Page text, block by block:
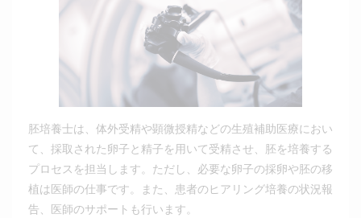
胚培養士は、体外受精や顕微授精などの生殖補助医療におい
て、採取された卵子と精子を用いて受精させ、胚を培養する
プロセスを担当します。ただし、必要な卵子の採卵や胚の移
植は医師の仕事です。また、患者のヒアリング培養の状況報
告、医師のサポートも行います。